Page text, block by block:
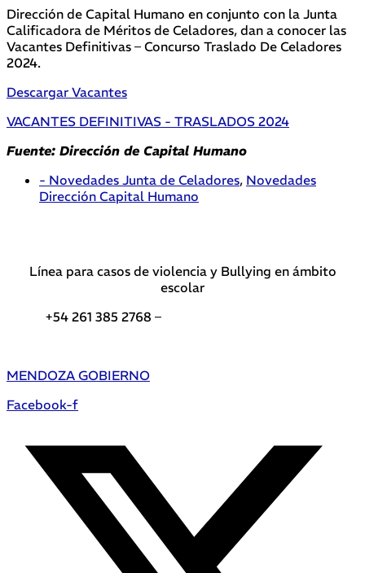
Dirección de Capital Humano en conjunto con la Junta
Calificadora de Méritos de Celadores, dan a conocer las
Vacantes Definitivas – Concurso Traslado De Celadores
2024.
Descargar Vacantes
VACANTES DEFINITIVAS - TRASLADOS 2024
Fuente: Dirección de Capital Humano
- Novedades Junta de Celadores, Novedades
Dirección Capital Humano
Línea para casos de violencia y Bullying en ámbito
escolar
+54 261 385 2768 –
MENDOZA GOBIERNO
Facebook-f